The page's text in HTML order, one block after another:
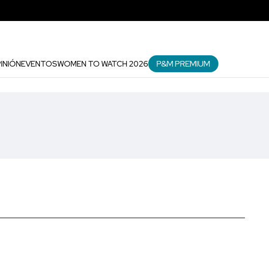
EVENTOSWOMEN TO WATCH 2026 P&M PREMIUM